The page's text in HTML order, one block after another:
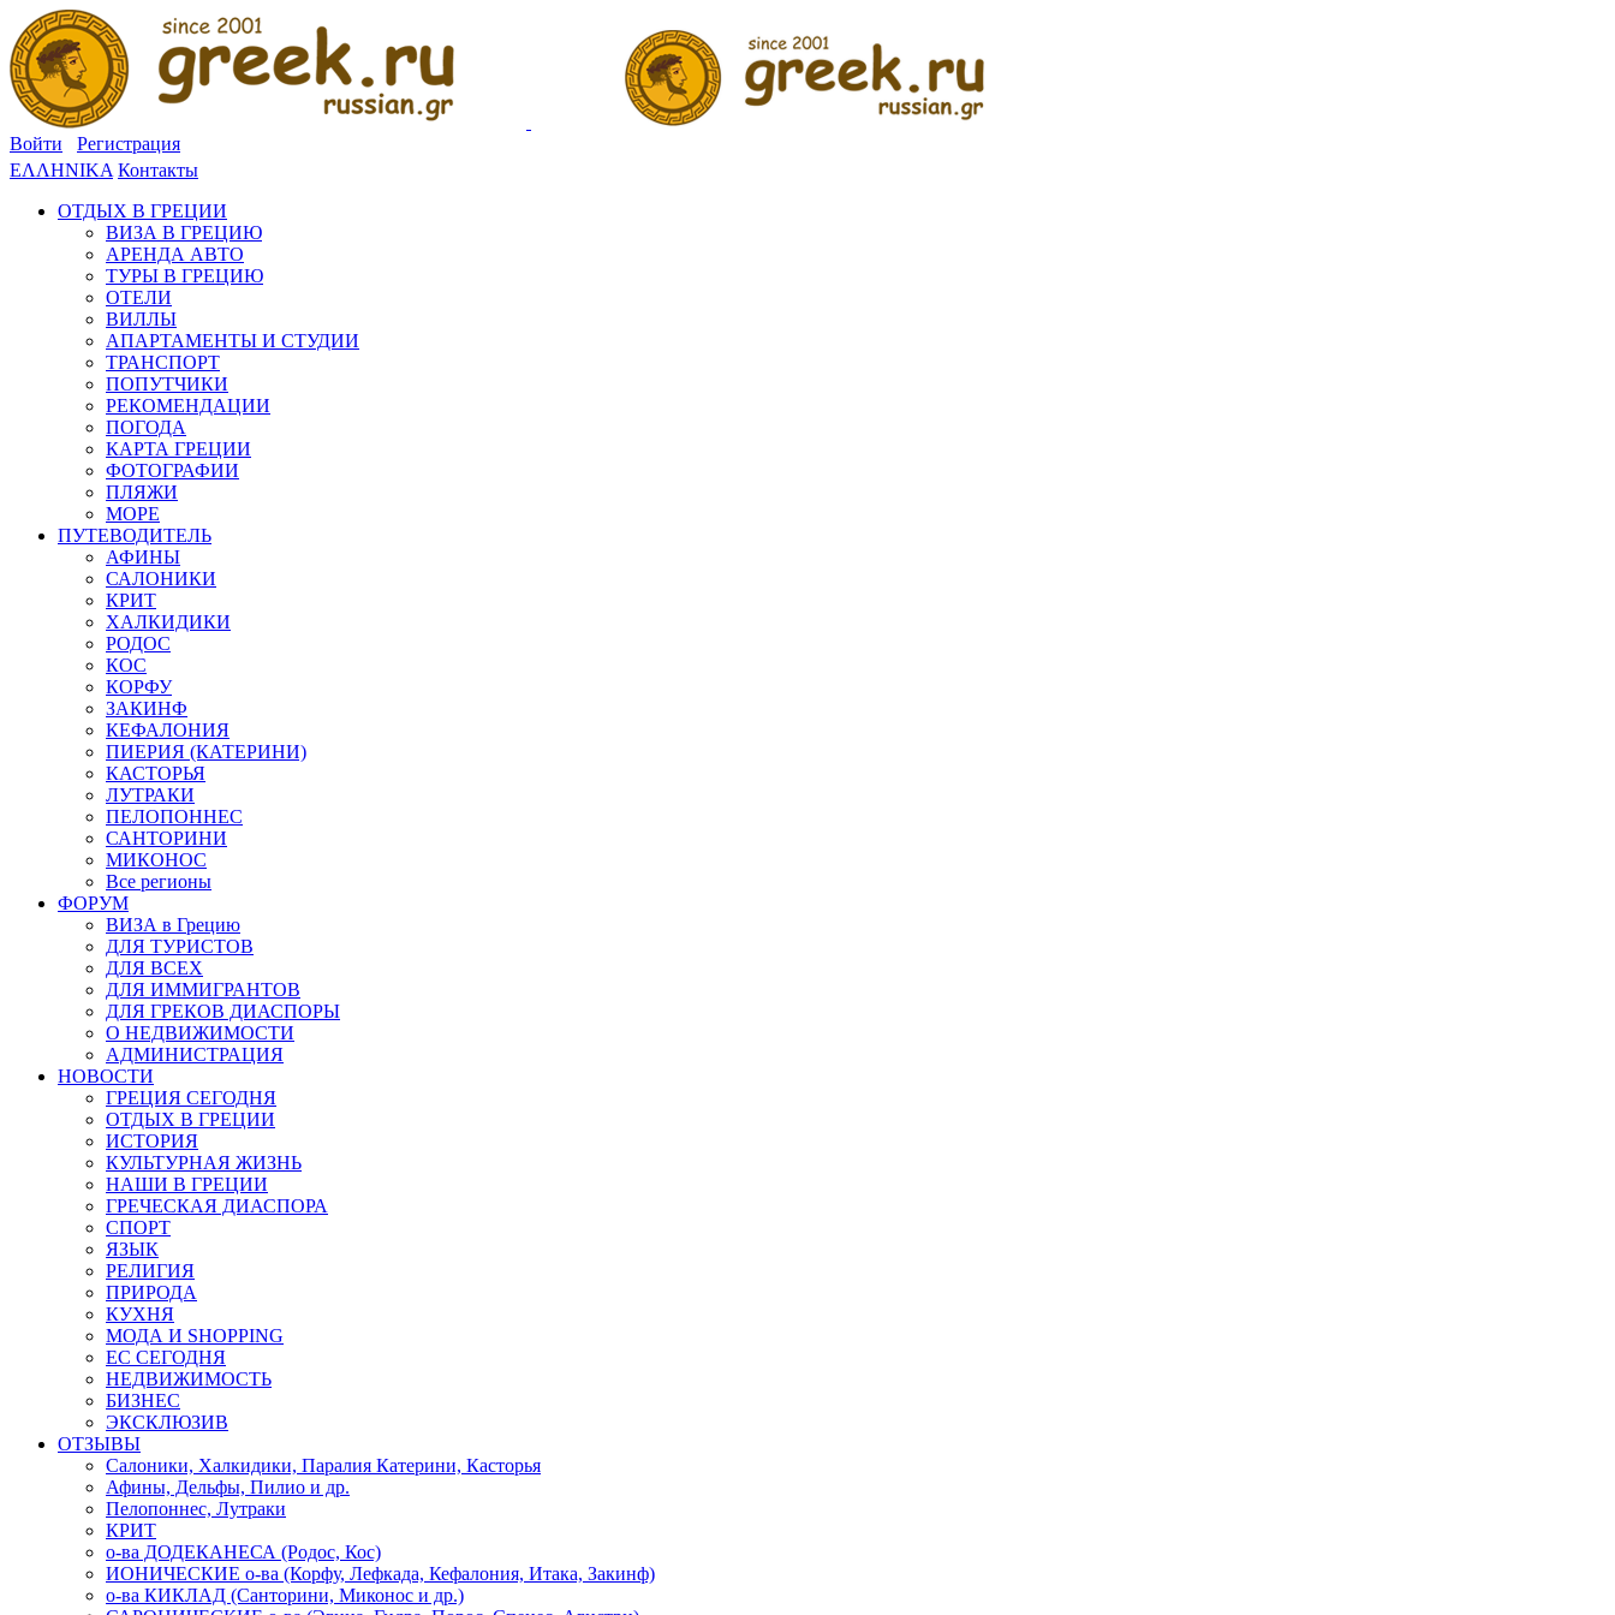
Войти
Регистрация
ΕΛΛΗΝΙΚΑ Контакты
ОТДЫХ В ГРЕЦИИ
ВИЗА В ГРЕЦИЮ
АРЕНДА АВТО
ТУРЫ В ГРЕЦИЮ
ОТЕЛИ
ВИЛЛЫ
АПАРТАМЕНТЫ И СТУДИИ
ТРАНСПОРТ
ПОПУТЧИКИ
РЕКОМЕНДАЦИИ
ПОГОДА
КАРТА ГРЕЦИИ
ФОТОГРАФИИ
ПЛЯЖИ
МОРЕ
ПУТЕВОДИТЕЛЬ
АФИНЫ
САЛОНИКИ
КРИТ
ХАЛКИДИКИ
РОДОС
КОС
КОРФУ
ЗАКИНФ
КЕФАЛОНИЯ
ПИЕРИЯ (КАТЕРИНИ)
КАСТОРЬЯ
ЛУТРАКИ
ПЕЛОПОННЕС
САНТОРИНИ
МИКОНОС
Все регионы
ФОРУМ
ВИЗА в Грецию
ДЛЯ ТУРИСТОВ
ДЛЯ ВСЕХ
ДЛЯ ИММИГРАНТОВ
ДЛЯ ГРЕКОВ ДИАСПОРЫ
О НЕДВИЖИМОСТИ
АДМИНИСТРАЦИЯ
НОВОСТИ
ГРЕЦИЯ СЕГОДНЯ
ОТДЫХ В ГРЕЦИИ
ИСТОРИЯ
КУЛЬТУРНАЯ ЖИЗНЬ
НАШИ В ГРЕЦИИ
ГРЕЧЕСКАЯ ДИАСПОРА
СПОРТ
ЯЗЫК
РЕЛИГИЯ
ПРИРОДА
КУХНЯ
МОДА И SHOPPING
ЕС СЕГОДНЯ
НЕДВИЖИМОСТЬ
БИЗНЕС
ЭКСКЛЮЗИВ
ОТЗЫВЫ
Салоники, Халкидики, Паралия Катерини, Касторья
Афины, Дельфы, Пилио и др.
Пелопоннес, Лутраки
КРИТ
о-ва ДОДЕКАНЕСА (Родос, Кос)
ИОНИЧЕСКИЕ о-ва (Корфу, Лефкада, Кефалония, Итака, Закинф)
о-ва КИКЛАД (Санторини, Миконос и др.)